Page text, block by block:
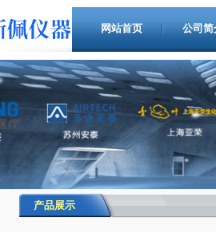
网站首页 公司简
产品展示